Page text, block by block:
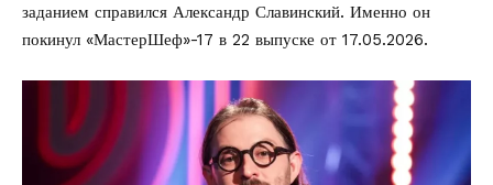
заданием справился Александр Славинский. Именно он
покинул «МастерШеф»-17 в 22 выпуске от 17.05.2026.